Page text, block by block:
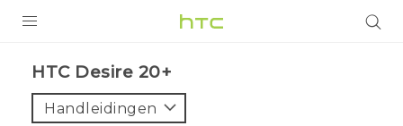
VIVE
HTC Desire 20+‎
Handleidingen